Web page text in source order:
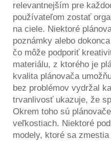
relevantnejším pre
používateľom zostať
na ciele. Niektoré
poznámky alebo
čo môže podporiť
materiálu, z ktorého je
kvalita plánovača
bez problémov vydržal
trvanlivosť ukazuje, že
Okrem toho sú
veľkostiach. Niektoré
modely, ktoré sa